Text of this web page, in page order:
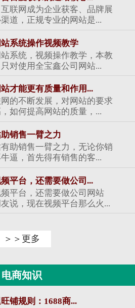
联网成为企业获客、品牌展
道，正规专业的网站是...
系统操作视频教学
系统，视频操作教学，本教
对使用全宝鑫公司网站...
才能更有质量和作用...
的不断发展，对网站的要求
如何提高网站的质量，...
销售一臂之力
助销售一臂之力，无论你销
逼，首先得有销售的客...
平台，还需要做公司...
平台，还需要做公司网站
说，现在视频平台那么火...
＞＞更多
电商知识
铺规则：1688商...